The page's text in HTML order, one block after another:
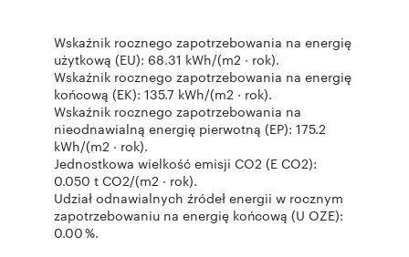
Wskaźnik rocznego zapotrzebowania na energię
użytkową (EU): 68.31 kWh/(m2 · rok).
Wskaźnik rocznego zapotrzebowania na energię
końcową (EK): 135.7 kWh/(m2 · rok).
Wskaźnik rocznego zapotrzebowania na
nieodnawialną energię pierwotną (EP): 175.2
kWh/(m2 · rok).
Jednostkowa wielkość emisji CO2 (E CO2):
0.050 t CO2/(m2 · rok).
Udział odnawialnych źródeł energii w rocznym
zapotrzebowaniu na energię końcową (U OZE):
0.00 %.